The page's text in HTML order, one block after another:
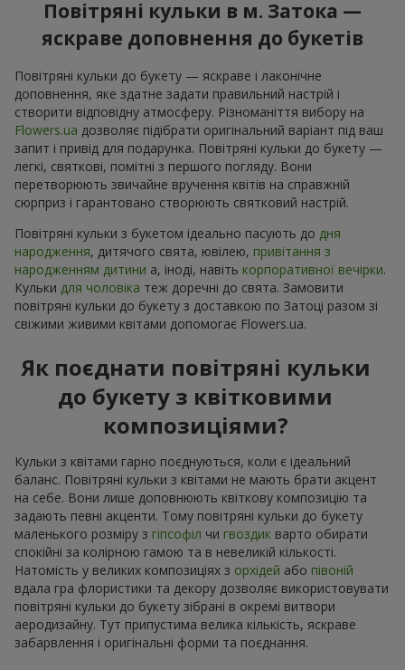
Повітряні кульки в м. Затока —
яскраве доповнення до букетів
Повітряні кульки до букету — яскраве і лаконічне
доповнення, яке здатне задати правильний настрій і
створити відповідну атмосферу. Різноманіття вибору на
Flowers.ua дозволяє підібрати оригінальний варіант під ваш
запит і привід для подарунка. Повітряні кульки до букету —
легкі, святкові, помітні з першого погляду. Вони
перетворюють звичайне вручення квітів на справжній
сюрприз і гарантовано створюють святковий настрій.
Повітряні кульки з букетом ідеально пасують до дня
народження, дитячого свята, ювілею, привітання з
народженням дитини а, іноді, навіть корпоративної вечірки.
Кульки для чоловіка теж доречні до свята. Замовити
повітряні кульки до букету з доставкою по Затоці разом зі
свіжими живими квітами допомогає Flowers.ua.
Як поєднати повітряні кульки
до букету з квітковими
композиціями?
Кульки з квітами гарно поєднуються, коли є ідеальний
баланс. Повітряні кульки з квітами не мають брати акцент
на себе. Вони лише доповнюють квіткову композицію та
задають певні акценти. Тому повітряні кульки до букету
маленького розміру з гіпсофіл чи гвоздик варто обирати
спокійні за колірною гамою та в невеликій кількості.
Натомість у великих композиціях з орхідей або півоній
вдала гра флористики та декору дозволяє використовувати
повітряні кульки до букету зібрані в окремі витвори
аеродизайну. Тут припустима велика кількість, яскраве
забарвлення і оригінальні форми та поєднання.